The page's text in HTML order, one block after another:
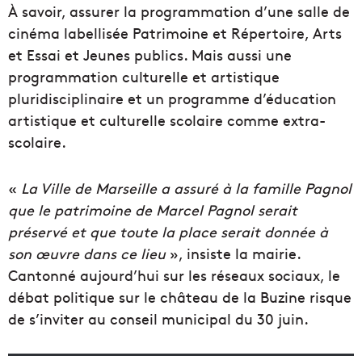
À savoir, assurer la programmation d’une salle de
cinéma labellisée Patrimoine et Répertoire, Arts
et Essai et Jeunes publics. Mais aussi une
programmation culturelle et artistique
pluridisciplinaire et un programme d’éducation
artistique et culturelle scolaire comme extra-
scolaire.
« La Ville de Marseille a assuré à la famille Pagnol
que le patrimoine de Marcel Pagnol serait
préservé et que toute la place serait donnée à
son œuvre dans ce lieu», insiste la mairie.
Cantonné aujourd’hui sur les réseaux sociaux, le
débat politique sur le château de la Buzine risque
de s’inviter au conseil municipal du 30 juin.